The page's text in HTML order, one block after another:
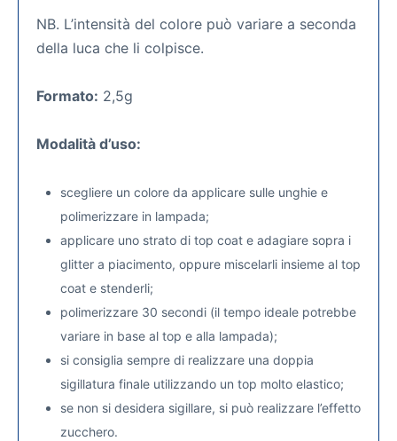
NB. L’intensità del colore può variare a seconda
della luca che li colpisce.
Formato: 2,5g
Modalità d’uso:
scegliere un colore da applicare sulle unghie e
polimerizzare in lampada;
applicare uno strato di top coat e adagiare sopra i
glitter a piacimento, oppure miscelarli insieme al top
coat e stenderli;
polimerizzare 30 secondi (il tempo ideale potrebbe
variare in base al top e alla lampada);
si consiglia sempre di realizzare una doppia
sigillatura finale utilizzando un top molto elastico;
se non si desidera sigillare, si può realizzare l’effetto
zucchero.